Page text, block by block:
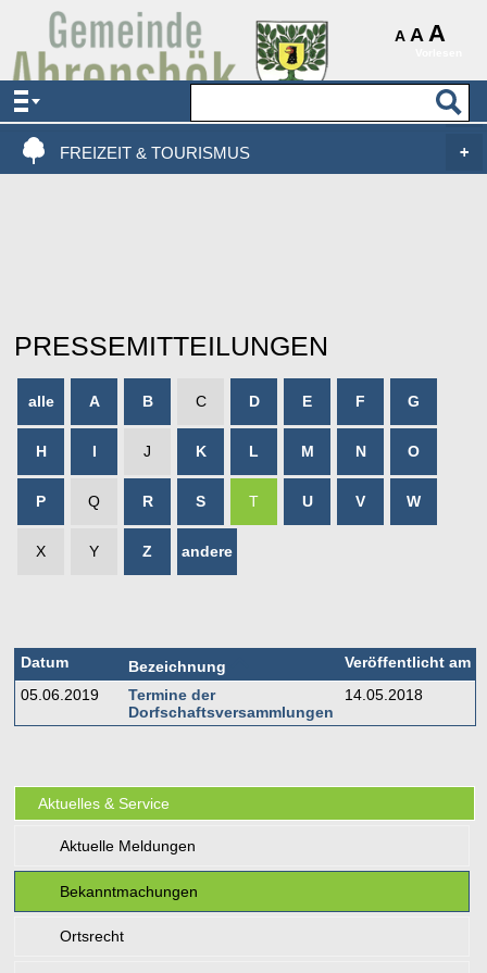
A A A
AKTUELLES & SERVICE
VERWALTUNG & POLITIK
FREIZEIT & TOURISMUS
PRESSEMITTEILUNGEN
alle A B C D E F G
H I J K L M N O
P Q R S T U V W
X Y Z andere
Datum Bezeichnung
Veröffentlicht am
05.06.2019
Termine der
Dorfschaftsversammlungen
14.05.2018
Aktuelles & Service
Aktuelle Meldungen
Bekanntmachungen
Ortsrecht